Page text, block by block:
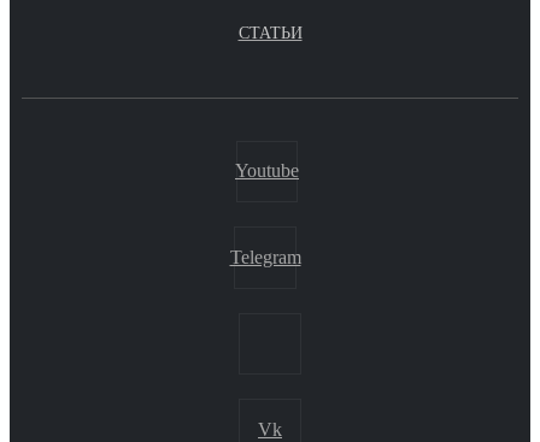
СТАТЬИ
Youtube
Telegram
Vk